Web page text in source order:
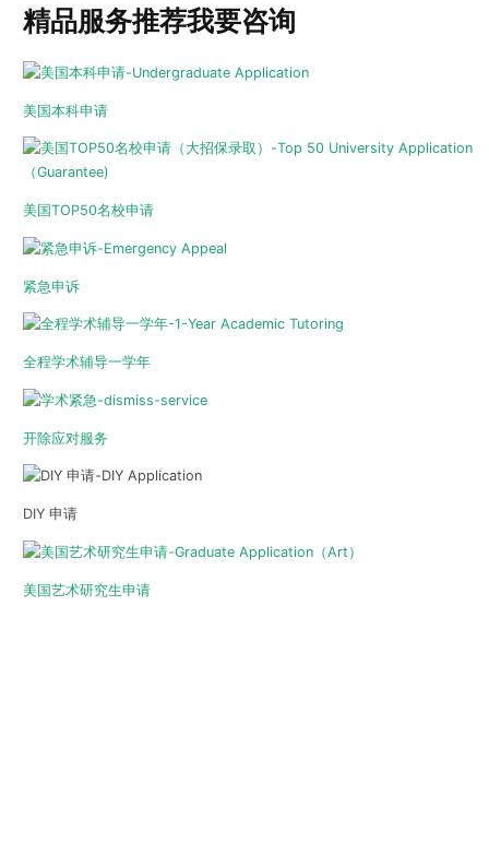
精品服务推荐我要咨询
美国本科申请
美国TOP50名校申请
紧急申诉
全程学术辅导一学年
开除应对服务
DIY 申请
美国艺术研究生申请